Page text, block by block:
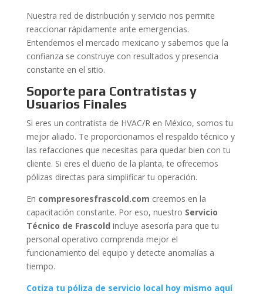
Nuestra red de distribución y servicio nos permite
reaccionar rápidamente ante emergencias.
Entendemos el mercado mexicano y sabemos que la
confianza se construye con resultados y presencia
constante en el sitio.
Soporte para Contratistas y
Usuarios Finales
Si eres un contratista de HVAC/R en México, somos tu
mejor aliado. Te proporcionamos el respaldo técnico y
las refacciones que necesitas para quedar bien con tu
cliente. Si eres el dueño de la planta, te ofrecemos
pólizas directas para simplificar tu operación.
En compresoresfrascold.com creemos en la
capacitación constante. Por eso, nuestro Servicio
Técnico de Frascold incluye asesoría para que tu
personal operativo comprenda mejor el
funcionamiento del equipo y detecte anomalías a
tiempo.
Cotiza tu póliza de servicio local hoy mismo aquí